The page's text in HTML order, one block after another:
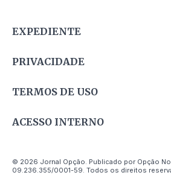
EXPEDIENTE
PRIVACIDADE
TERMOS DE USO
ACESSO INTERNO
© 2026 Jornal Opção. Publicado por Opção
09.236.355/0001-59. Todos os direitos